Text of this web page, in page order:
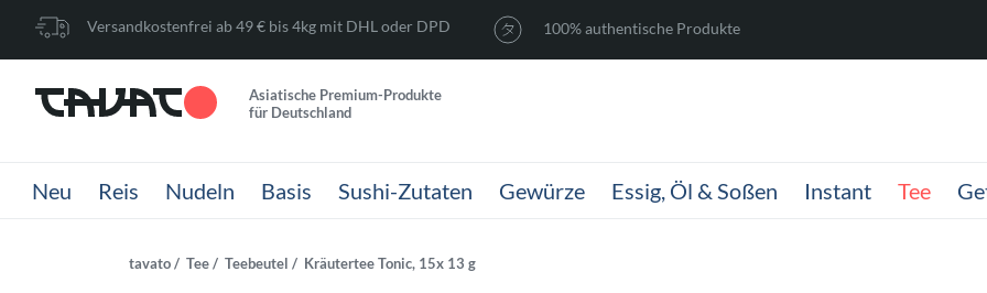
Versandkostenfrei ab 49 € bis 4kg mit DHL oder DPD 100% authentische Produkte
Asiatische Premium-Produkte
für Deutschland
Neu Reis Nudeln Basis Sushi-Zutaten Gewürze Essig, Öl & Soßen Instant Tee
tavato Tee Teebeutel Kräutertee Tonic, 15x 13 g